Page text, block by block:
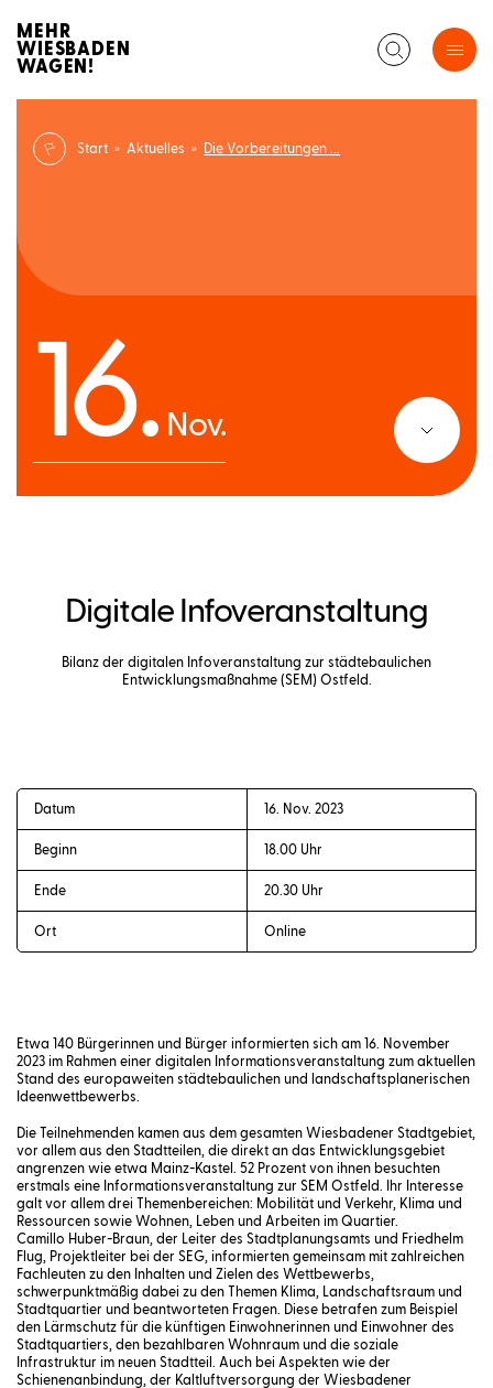
MEHR
WIESBADEN
WAGEN!
Start » Aktuelles » Die Vorbereitungen ...
16. Nov.
Digitale Infoveranstaltung
Bilanz der digitalen Infoveranstaltung zur städtebaulichen
Entwicklungsmaßnahme (SEM) Ostfeld.
Datum 16. Nov. 2023
Beginn 18.00 Uhr
Ende 20.30 Uhr
Ort Online
Etwa 140 Bürgerinnen und Bürger informierten sich am 16. November
2023 im Rahmen einer digitalen Informationsveranstaltung zum aktuellen
Stand des europaweiten städtebaulichen und landschaftsplanerischen
Ideenwettbewerbs.
Die Teilnehmenden kamen aus dem gesamten Wiesbadener Stadtgebiet,
vor allem aus den Stadtteilen, die direkt an das Entwicklungsgebiet
angrenzen wie etwa Mainz-Kastel. 52 Prozent von ihnen besuchten
erstmals eine Informationsveranstaltung zur SEM Ostfeld. Ihr Interesse
galt vor allem drei Themenbereichen: Mobilität und Verkehr, Klima und
Ressourcen sowie Wohnen, Leben und Arbeiten im Quartier.
Camillo Huber-Braun, der Leiter des Stadtplanungsamts und Friedhelm
Flug, Projektleiter bei der SEG, informierten gemeinsam mit zahlreichen
Fachleuten zu den Inhalten und Zielen des Wettbewerbs,
schwerpunktmäßig dabei zu den Themen Klima, Landschaftsraum und
Stadtquartier und beantworteten Fragen. Diese betrafen zum Beispiel
den Lärmschutz für die künftigen Einwohnerinnen und Einwohner des
Stadtquartiers, den bezahlbaren Wohnraum und die soziale
Infrastruktur im neuen Stadtteil. Auch bei Aspekten wie der
Schienenanbindung, der Kaltluftversorgung der Wiesbadener